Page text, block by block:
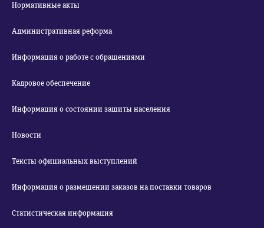
Нормативные акты
Административная реформа
Информация о работе с обращениями
Кадровое обеспечение
Информация о состоянии защиты населения
Новости
Тексты официальных выступлений
Информация о размещении заказов на поставки товаров
Статистическая информация